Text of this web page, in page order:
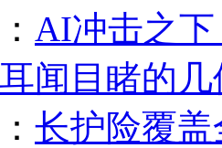
： AI冲击之
耳闻目睹的
： 长护险覆